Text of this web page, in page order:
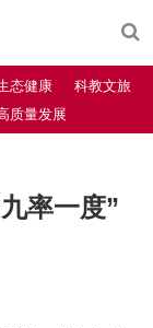
态健康
科教文旅
质量发展
率一度”